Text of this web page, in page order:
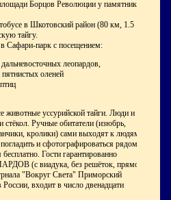
Борцов Революции у памятника
в Шкотовский район (80 км, 1.5
тайгу.
Сафари-парк с посещением:
леопардов,
оленей
животные уссурийской тайги. Люди и
стёкол. Ручные обитатели (изюбрь,
кролики) сами выходят к людям.
и сфотографироваться рядом.
Гости гарантированно
(с виадука, без решёток, прямо
"Вокруг Света" Приморский
входит в число двенадцати